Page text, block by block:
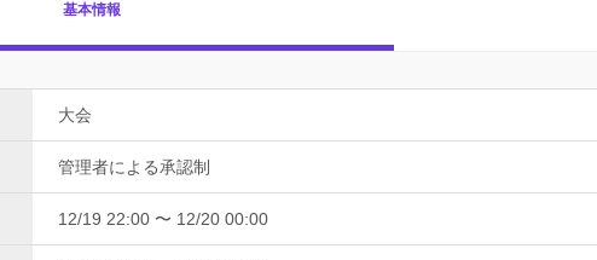
基本情報
大会
管理者による承認制
12/19 22:00 〜 12/20 00:00